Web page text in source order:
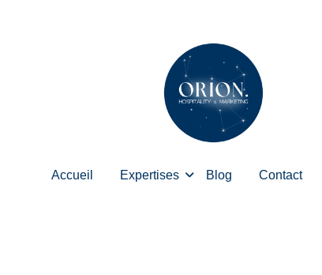
Accueil Expertises Blog Contact